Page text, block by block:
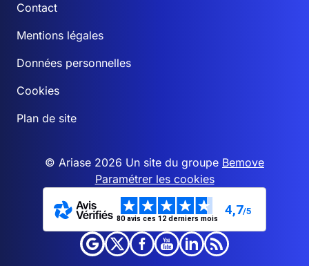
Contact
Mentions légales
Données personnelles
Cookies
Plan de site
© Ariase 2026 Un site du groupe Bemove
Paramétrer les cookies
80 avis ces 12 derniers mois
4,7/5